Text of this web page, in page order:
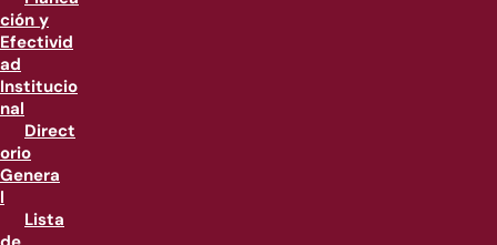
ción y
Efectivid
ad
Institucio
nal
Direct
orio
Genera
l
Lista